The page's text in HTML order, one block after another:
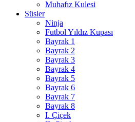
Muhafız Kulesi
Süsler
Ninja
Futbol Yıldız Kupası
Bayrak 1
Bayrak 2
Bayrak 3
Bayrak 4
Bayrak 5
Bayrak 6
Bayrak 7
Bayrak 8
I. Çiçek